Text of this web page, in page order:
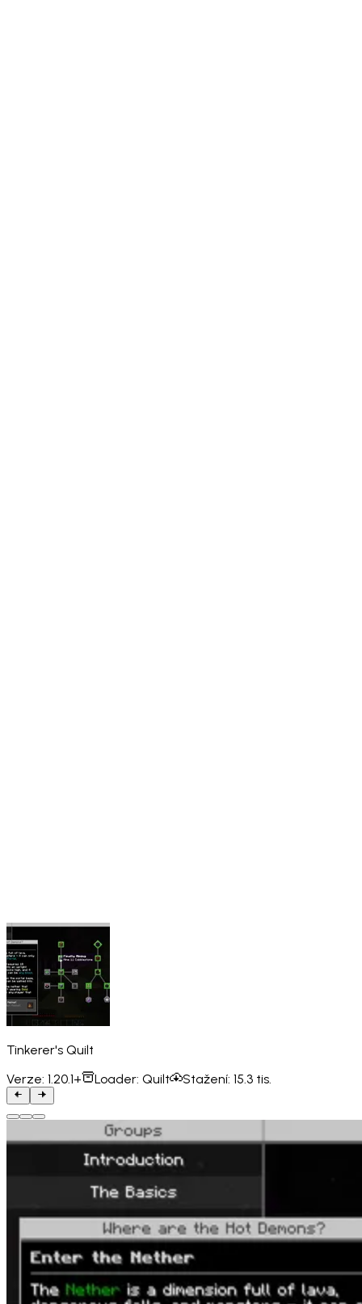
Tinkerer's Quilt
Verze: 1.20.1+ Loader: Quilt Stažení: 15.3 tis.